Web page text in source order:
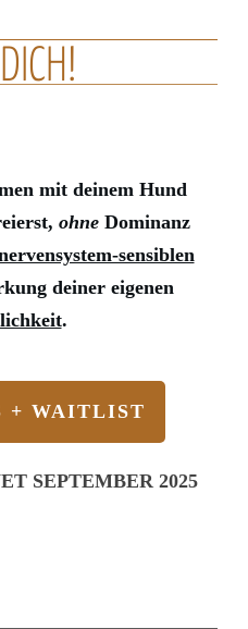
mit deinem Hund
ohne Dominanz
sensiblen
deiner eigenen
.
+ WAITLIST
SEPTEMBER 2025